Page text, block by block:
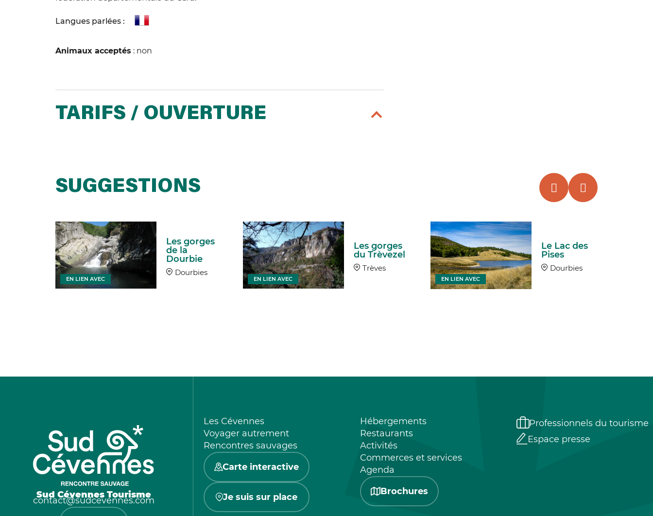
Langues parlées :
Animaux acceptés : non
TARIFS / OUVERTURE
SUGGESTIONS
Les gorges
de la
Dourbie
Dourbies
EN LIEN AVEC
Les gorges
du Trèvezel
Trèves
EN LIEN AVEC
Le Lac des
Pises
Dourbies
EN LIEN AVEC
Sud Cévennes Tourisme
contact@sudcevennes.com
Les Cévennes
Voyager autrement
Rencontres sauvages
Carte interactive
Je suis sur place
Hébergements
Restaurants
Activités
Commerces et services
Agenda
Brochures
Professionnels du tourisme
Espace presse